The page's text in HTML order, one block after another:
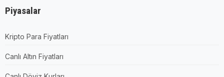
Piyasalar
Kripto Para Fiyatları
Canlı Altın Fiyatları